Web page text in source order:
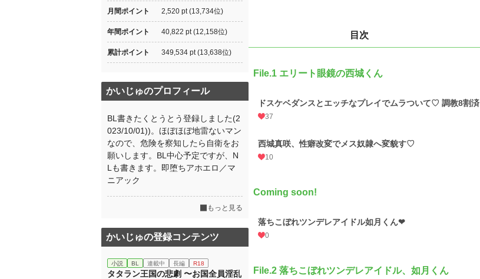
目次
File.1 エリート眼鏡の西城くん
ドスケベダンスとエッチなプレイでムラついて♡ 調教8割済
37
西城真咲、性癖改変でメス奴隷へ変貌す♡
10
Coming soon!
落ちこぼれツンデレアイドル如月くん❤︎
0
File.2 落ちこぼれツンデレアイドル、如月くん
月間ポイント 2,520 pt (13,734位)
年間ポイント 40,822 pt (12,158位)
累計ポイント 349,534 pt (13,638位)
かいじゅのプロフィール
BL書きたくとうとう登録しました(2
023/10/01))。ほぼほぼ地雷ないマン
なので、危険を察知したら自衛をお
願いします。BL中心予定ですが、N
Lも書きます。即堕ちアホエロ／マ
ニアック
もっと見る
かいじゅの登録コンテンツ
小説 BL 連載中 長編 R18
タタラン王国の悲劇 〜お国全員淫乱